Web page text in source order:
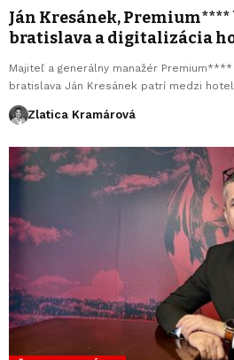
Ján Kresánek,
bratislava a digitalizácia
Majiteľ a generálny manažér
bratislava Ján Kresánek patrí medzi
Zlatica Kramárová